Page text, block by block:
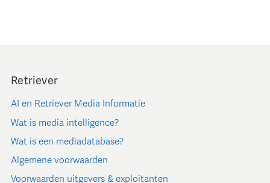
Retriever
AI en Retriever Media Informatie
Wat is media intelligence?
Wat is een mediadatabase?
Algemene voorwaarden
Voorwaarden uitgevers & exploitanten